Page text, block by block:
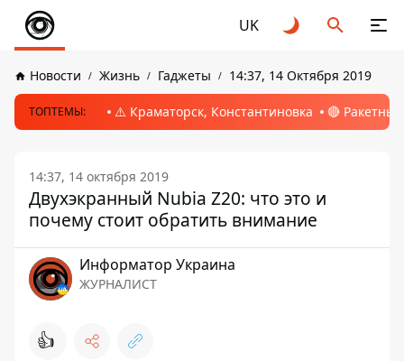
UK
Новости Жизнь Гаджеты 14:37, 14 Октября 2019
ТОПТЕМЫ: ⚠️ Краматорск, Константиновка 🔴
14:37, 14 октября 2019
Двухэкранный Nubia Z20: что это и
почему стоит обратить внимание
Информатор Украина
ЖУРНАЛИСТ
👍